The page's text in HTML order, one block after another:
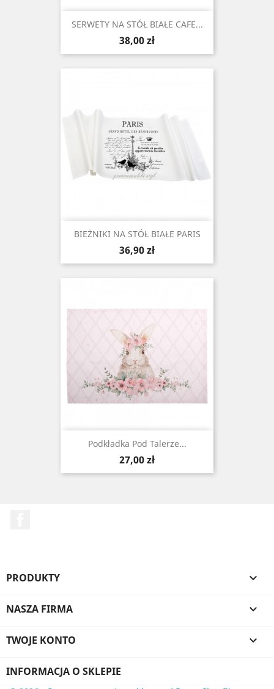
SERWETY NA STÓŁ BIAŁE CAFE...
Cena
38,00 zł
BIEŻNIKI NA STÓŁ BIAŁE PARIS
Cena
36,90 zł
Podkładka Pod Talerze...
Cena
27,00 zł
PRODUKTY 
NASZA FIRMA 
TWOJE KONTO 
INFORMACJA O SKLEPIE